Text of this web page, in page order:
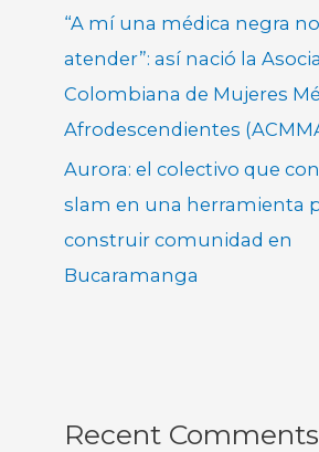
“A mí una médica negra
atender”: así nació la
Colombiana de Mujeres
Afrodescendientes
Aurora: el colectivo que
slam en una herramienta
construir comunidad en
Bucaramanga
Recent Comments